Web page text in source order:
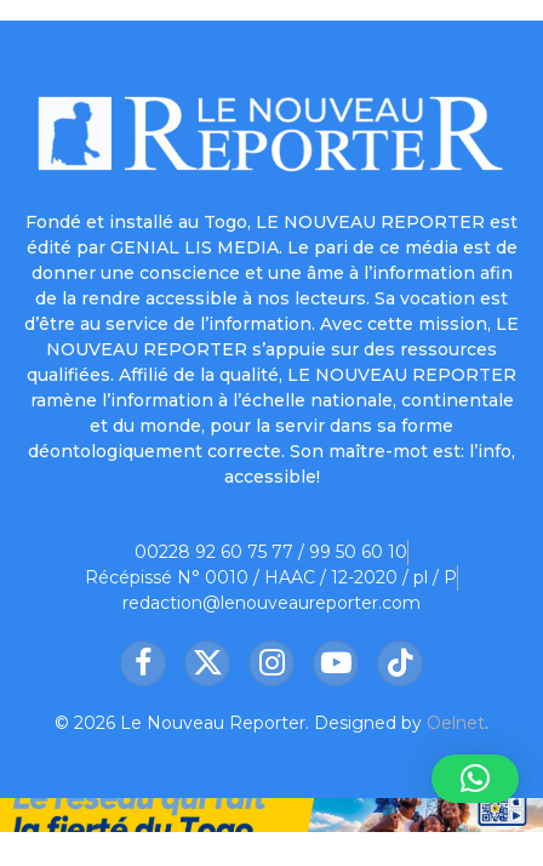
Fondé et installé au Togo, LE NOUVEAU REPORTER est
édité par GENIAL LIS MEDIA. Le pari de ce média est de
donner une conscience et une âme à l’information afin
de la rendre accessible à nos lecteurs. Sa vocation est
d’être au service de l’information. Avec cette mission, LE
NOUVEAU REPORTER s’appuie sur des ressources
qualifiées. Affilié de la qualité, LE NOUVEAU REPORTER
ramène l’information à l’échelle nationale, continentale
et du monde, pour la servir dans sa forme
déontologiquement correcte. Son maître-mot est: l’info,
accessible!
00228 92 60 75 77 / 99 50 60 10
Récépissé N° 0010 / HAAC / 12-2020 / pl / P
redaction@lenouveaureporter.com
Facebook
X
InstagramYouTubeTikTok
© 2026 Le Nouveau Reporter. Designed by Oelnet.